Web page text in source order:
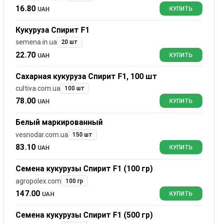
16.80 UAH КУПИТЬ
Кукуруза Спирит F1
semena.in.ua 20 шт
22.70 UAH КУПИТЬ
Сахарная кукуруза Спирит F1, 100 шт
cultiva.com.ua 100 шт
78.00 UAH КУПИТЬ
Белый маркированный
vesnodar.com.ua 150 шт
83.10 UAH КУПИТЬ
Семена кукурузы Спирит F1 (100 гр)
agropolex.com 100 гр
147.00 UAH КУПИТЬ
Семена кукурузы Спирит F1 (500 гр)